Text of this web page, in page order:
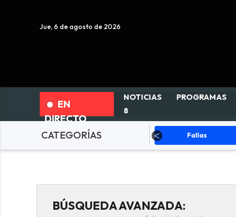
Jue, 6 de agosto de 2026
EN
DIRECTO
NOTICIAS
8
PROGRAMAS
CATEGORÍASActualidad Fallas
BÚSQUEDA AVANZADA: